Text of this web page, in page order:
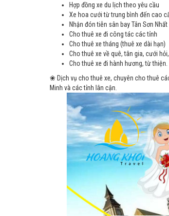
Hợp đồng xe du lịch theo yêu cầu
Xe hoa cưới từ trung bình đến cao
Nhận đón tiễn sân bay Tân Sơn Nhất
Cho thuê xe đi công tác các tỉnh
Cho thuê xe tháng (thuê xe dài hạn)
Cho thuê xe về quê, tân gia, cưới
Cho thuê xe đi hành hương, từ thiện.
❀ Dịch vụ cho thuê xe, chuyên cho thuê
Minh và các tỉnh lân cận.